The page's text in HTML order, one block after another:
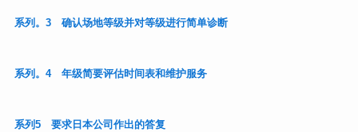
系列。 3确认场地等级并对等级进行简单诊断
系列。 4年级简要评估时间表和维护服务
系列 5要求日本公司作出的答复